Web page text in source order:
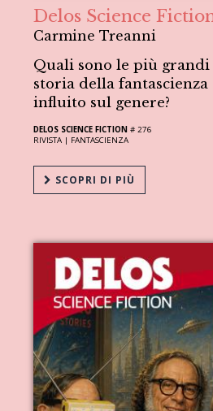
Delos Science
Carmine Treanni
Quali sono le più grandi
storia della
influito sul genere?
DELOS SCIENCE FICTION # 276
RIVISTA | FANTASCIENZA
SCOPRI DI PIÙ